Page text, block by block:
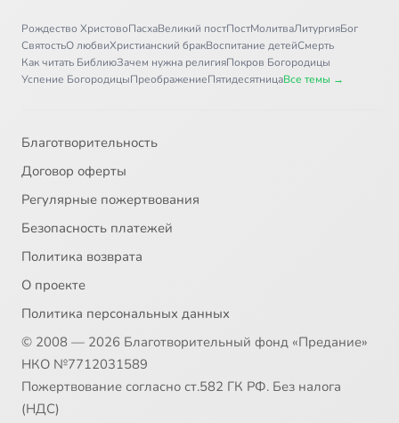
Рождество ХристовоПасхаВеликий постПостМолитваЛитургияБог
СвятостьО любвиХристианский бракВоспитание детейСмерть
Как читать БиблиюЗачем нужна религияПокров Богородицы
Успение БогородицыПреображениеПятидесятницаВсе темы →
Благотворительность
Договор оферты
Регулярные пожертвования
Безопасность платежей
Политика возврата
О проекте
Политика персональных данных
© 2008 — 2026 Благотворительный фонд «Предание»
НКО №7712031589
Пожертвование согласно ст.582 ГК РФ. Без налога
(НДС)